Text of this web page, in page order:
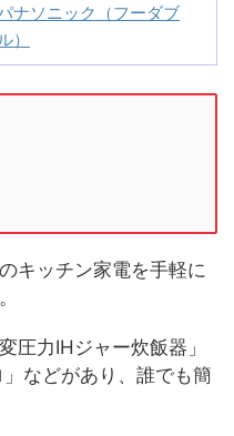
ナソニック（フーダブ
）
キッチン家電を手軽に
圧力IHジャー炊飯器」
などがあり、誰でも簡